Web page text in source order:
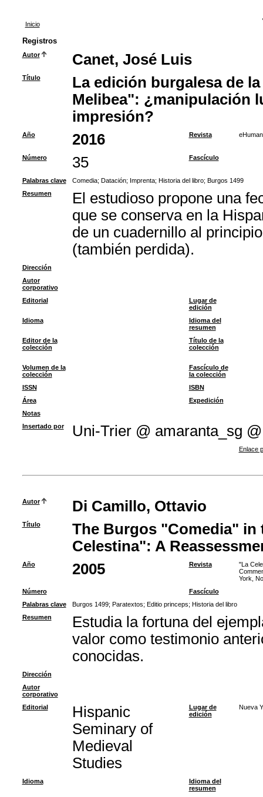
Inicio
Registros
Autor Canet, José Luis
Título
La edición burgalesa de
Melibea": ¿manipulación
impresión?
Año 2016 Revista
Número 35 Fascículo
Palabras clave Comedia; Datación; Imprenta; Historia del libro; Burgos 1499
Resumen
El estudioso propone una
que se conserva en la
de un cuadernillo al
(también perdida).
Dirección
Autor
corporativo
Editorial
Lugar de
edición
Idioma
Idioma del
resumen
Editor de la
colección
Título de la
colección
Volumen de la
colección
Fascículo de
la colección
ISSN
ISBN
Área
Expedición
Notas
Insertado por
Uni-Trier @ amaranta_sg @
Enlace
Autor Di Camillo, Ottavio
Título
The Burgos "Comedia"
Celestina": A
Año 2005 Revista
"La
York,
Número
Fascículo
Palabras clave
Burgos 1499; Paratextos; Editio princeps; Historia del libro
Resumen
Estudia la fortuna del
valor como testimonio
conocidas.
Dirección
Autor
corporativo
Editorial
Hispanic
Seminary of
Medieval
Studies
Lugar de
edición
Nueva
Idioma
Idioma del
resumen